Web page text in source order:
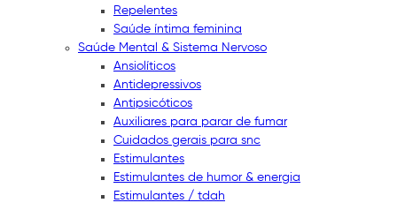
Repelentes
Saúde íntima feminina
Saúde Mental & Sistema Nervoso
Ansiolíticos
Antidepressivos
Antipsicóticos
Auxiliares para parar de fumar
Cuidados gerais para snc
Estimulantes
Estimulantes de humor & energia
Estimulantes / tdah